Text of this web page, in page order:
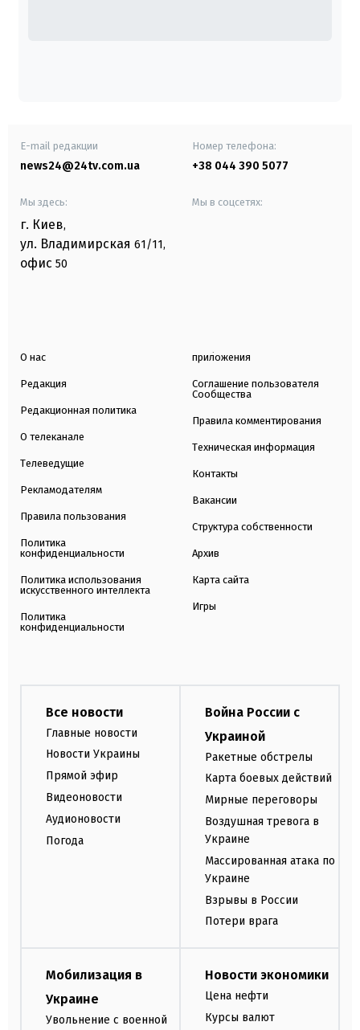
E-mail редакции
news24@24tv.com.ua
Номер телефона:
+38 044 390 5077
Мы здесь:
г. Киев,
ул. Владимирская 61/11,
офис 50
Мы в соцсетях:
О нас
Редакция
Редакционная политика
О телеканале
Телеведущие
Рекламодателям
Правила пользования
Политика
конфиденциальности
Политика использования
искусственного интеллекта
Политика
конфиденциальности
приложения
Соглашение пользователя
Сообщества
Правила комментирования
Техническая информация
Контакты
Вакансии
Структура собственности
Архив
Карта сайта
Игры
Все новости
Главные новости
Новости Украины
Прямой эфир
Видеоновости
Аудионовости
Погода
Война России с
Украиной
Ракетные обстрелы
Карта боевых действий
Мирные переговоры
Воздушная тревога в
Украине
Массированная атака по
Украине
Взрывы в России
Потери врага
Мобилизация в
Украине
Увольнение с военной
Новости экономики
Цена нефти
Курсы валют